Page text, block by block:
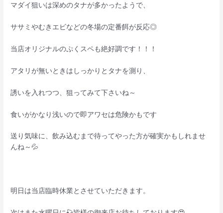
マダイ狙いは深めのタナが多かったようで、
ササミやむきエビなどの冬場の定番餌が反応◎
当店オリジナルのぷくスペも絶好調です！！！
アタリが無いときはしっかりとタナを測り、
誘いを入れつつ、狙ってみて下さいね～
食いがかなり浅いので即アワセは危険かもです
送り気味に、飲み込むまで待ってやった方が確実かもしれませ
んね～💦
明日は当店臨時休業とさせていただきます。